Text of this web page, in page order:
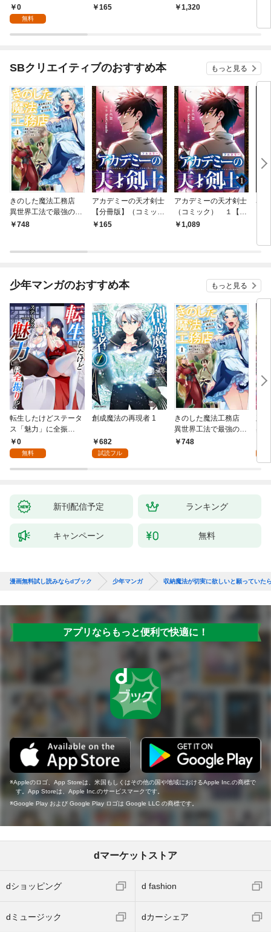
生してしまった【分冊
版】（コミック） １
0
無料
ハクと精霊さんたちの
165 いわたし～
1,320
SBクリエイティブのおすすめ本 もっと見る
きのした魔法工務店
異世界工法で最強の家
づくりを（コミック）
748
アカデミーの天才剣士
【分冊版】（コミッ
ク） １話【フルカラ
165
アカデミーの天才剣士
（コミック） １【フ
ルカラー】
1,089
暴
少年マンガのおすすめ本 もっと見る
転生したけどステータ
ス「魅力」に全振
り！？(1)
0
無料
創成魔法の再現者 1
682
試読フル
きのした魔法工務店
異世界工法で最強の家
づくりを（コミック）
748
兆
る
新刊配信予定 ランキング
キャンペーン 無料
漫画無料試し読みならdブック 少年マンガ 収納魔法が切実に欲しいと願っていた
アプリならもっと便利で快適に！
Appleのロゴ、App Storeは、米国もしくはその他の国や地域におけるApple Inc.の商標で
す。App Storeは、Apple Inc.のサービスマークです。
Google Play および Google Play ロゴは Google LLC の商標です。
dマーケットストア
dショッピング d fashion
dミュージック dカーシェア